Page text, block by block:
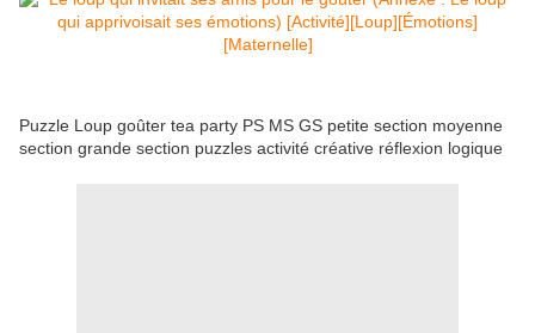
Puzzle Loup goûter tea party PS MS GS petite section moyenne
section grande section puzzles activité créative réflexion logique